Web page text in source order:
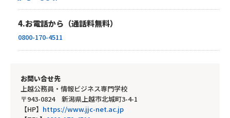
4.お電話から（通話料無料）
0800-170-4511
お問い合せ先
上越公務員・情報ビジネス専門学校
〒943-0824 新潟県上越市北城町3-4-1
【HP】 https://www.jjc-net.ac.jp